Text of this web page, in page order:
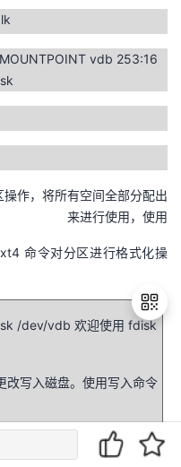
vdb 253:16
作，将所有空间全部分配出
来进行使用，使用
命令对分区进行格式化操
/dev/vdb 欢迎使用 fdisk
改写入磁盘。使用写入命令
partition table